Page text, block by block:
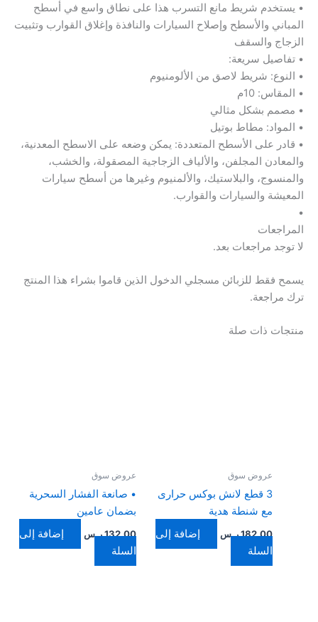
• يستخدم شريط مانع التسرب هذا على نطاق واسع في أسطح
المباني والأسطح وإصلاح السيارات والنافذة وإغلاق القوارب وتثبيت
الزجاج والسقف
• تفاصيل سريعة:
• النوع: شريط لاصق من الألومنيوم
• المقاس: 10م
• مصمم بشكل مثالي
• المواد: مطاط بوتيل
• قادر على الأسطح المتعددة: يمكن وضعه على الاسطح المعدنية،
والمعادن المجلفن، والألياف الزجاجية المصقولة، والخشب،
والمنسوج، والبلاستيك، والألمنيوم وغيرها من أسطح سيارات
المعيشة والسيارات والقوارب.
•
المراجعات
لا توجد مراجعات بعد.
يسمح فقط للزبائن مسجلي الدخول الذين قاموا بشراء هذا المنتج
ترك مراجعة.
منتجات ذات صلة
عروض سوق
3 قطع لانش بوكس حرارى
مع شنطة هدية
182,00ر.س
إضافة إلى
السلة
عروض سوق
• صانعة الفشار السحرية
بضمان عامين
132,00ر.س
إضافة إلى
السلة